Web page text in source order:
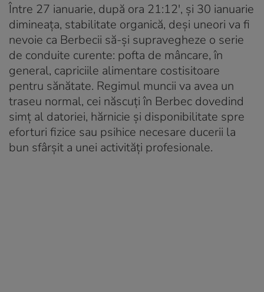
Între 27 ianuarie, după ora 21:12′, și 30 ianuarie
dimineața, stabilitate organică, deși uneori va fi
nevoie ca Berbecii să-și supravegheze o serie
de conduite curente: pofta de mâncare, în
general, capriciile alimentare costisitoare
pentru sănătate. Regimul muncii va avea un
traseu normal, cei născuți în Berbec dovedind
simț al datoriei, hărnicie și disponibilitate spre
eforturi fizice sau psihice necesare ducerii la
bun sfârșit a unei activități profesionale.